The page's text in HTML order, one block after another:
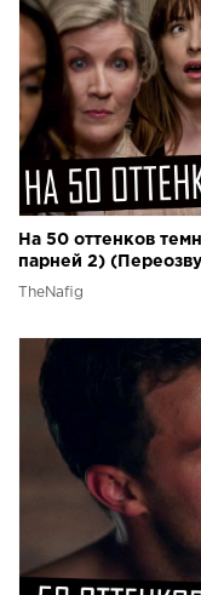
На 50 оттенков
парней 2)
TheNafig